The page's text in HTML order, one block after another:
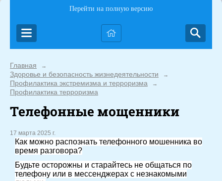
Перейти на полную версию
Главная →
Здоровье и безопасность жизнедеятельности →
Профилактика экстремизма и терроризма →
Профилактика терроризма
Телефонные мощенники
17 марта 2025 г.
Как можно распознать телефонного мошенника во
время разговора?
Будьте осторожны и старайтесь не общаться по
телефону или в мессенджерах с незнакомыми